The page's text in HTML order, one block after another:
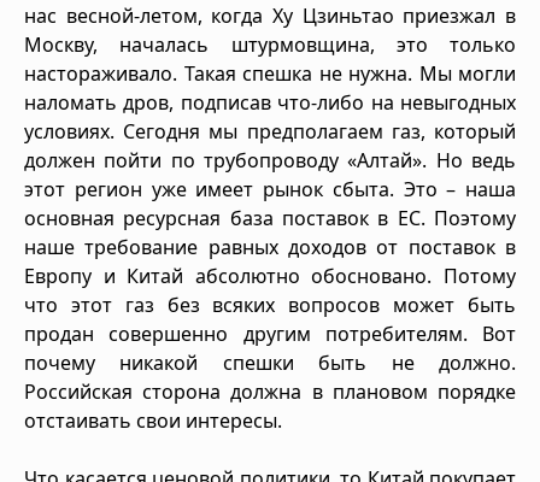
нас весной-летом, когда Ху Цзиньтао приезжал в
Москву, началась штурмовщина, это только
настораживало. Такая спешка не нужна. Мы могли
наломать дров, подписав что-либо на невыгодных
условиях. Сегодня мы предполагаем газ, который
должен пойти по трубопроводу «Алтай». Но ведь
этот регион уже имеет рынок сбыта. Это – наша
основная ресурсная база поставок в ЕС. Поэтому
наше требование равных доходов от поставок в
Европу и Китай абсолютно обосновано. Потому
что этот газ без всяких вопросов может быть
продан совершенно другим потребителям. Вот
почему никакой спешки быть не должно.
Российская сторона должна в плановом порядке
отстаивать свои интересы.